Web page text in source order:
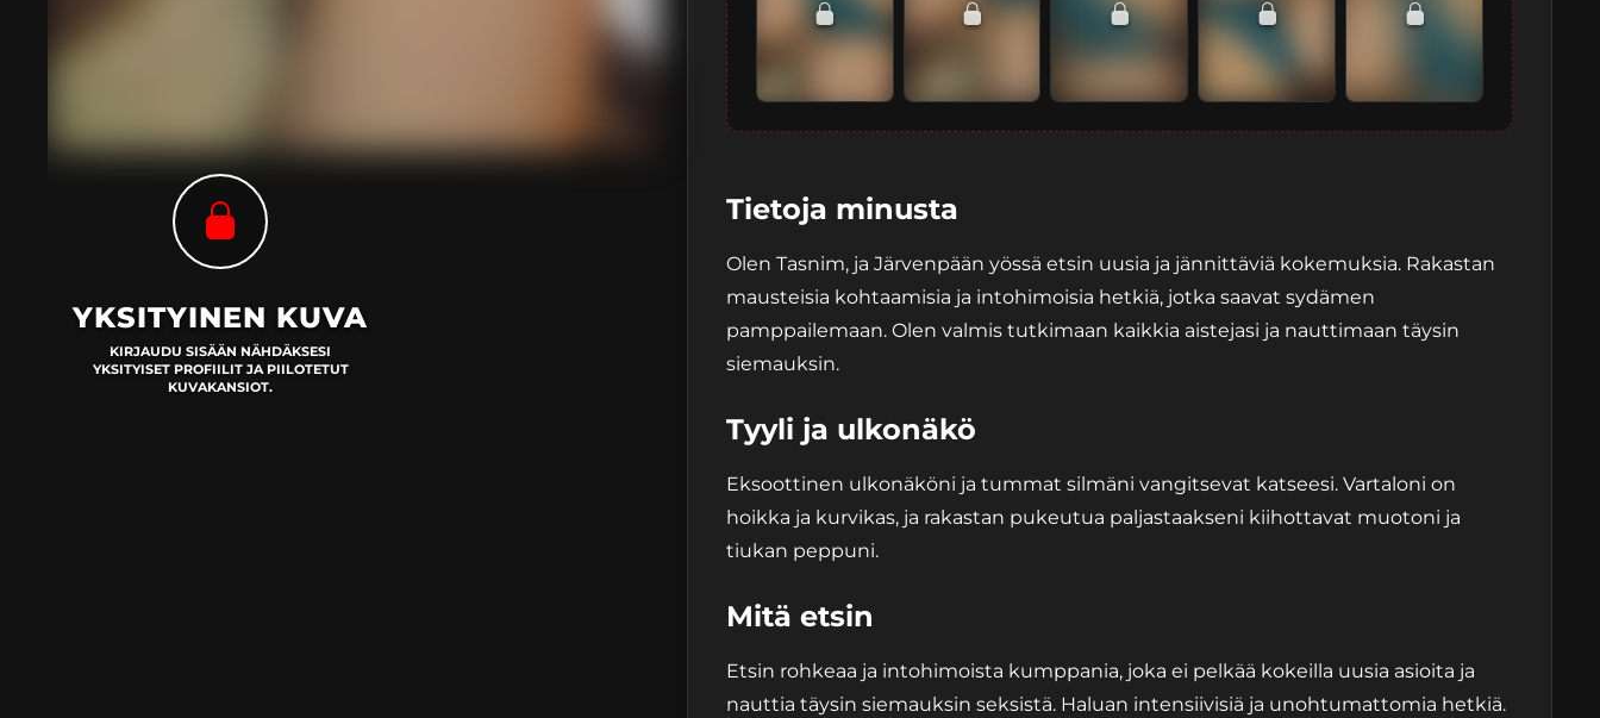
YKSITYINEN KUVA
KIRJAUDU SISÄÄN NÄHDÄKSESI
YKSITYISET PROFIILIT JA PIILOTETUT
KUVAKANSIOT.
Tietoja minusta
Olen Tasnim, ja Järvenpään yössä etsin uusia ja jännittäviä kokemuksia. Rakastan
mausteisia kohtaamisia ja intohimoisia hetkiä, jotka saavat sydämen
pamppailemaan. Olen valmis tutkimaan kaikkia aistejasi ja nauttimaan täysin
siemauksin.
Tyyli ja ulkonäkö
Eksoottinen ulkonäköni ja tummat silmäni vangitsevat katseesi. Vartaloni on
hoikka ja kurvikas, ja rakastan pukeutua paljastaakseni kiihottavat muotoni ja
tiukan peppuni.
Mitä etsin
Etsin rohkeaa ja intohimoista kumppania, joka ei pelkää kokeilla uusia asioita ja
nauttia täysin siemauksin seksistä. Haluan intensiivisiä ja unohtumattomia hetkiä.